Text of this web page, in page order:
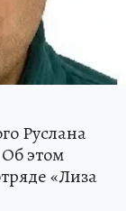
Руслана
этом
«Лиза